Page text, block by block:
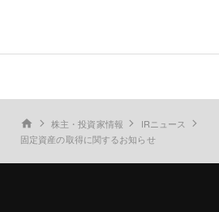
home 株主・投資家情報
IRニュース
固定資産の取得に関するお知らせ